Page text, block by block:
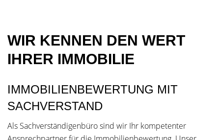
WIR KENNEN DEN WERT
IHRER IMMOBILIE
IMMOBILIENBEWERTUNG MIT
SACHVERSTAND
Als Sachverständigenbüro sind wir Ihr kompetenter